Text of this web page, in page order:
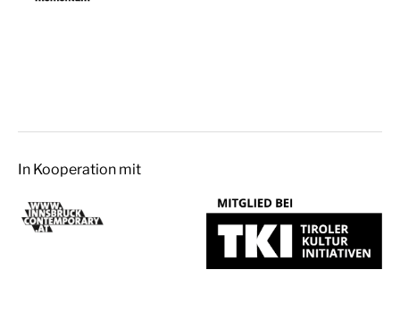
In Kooperation mit